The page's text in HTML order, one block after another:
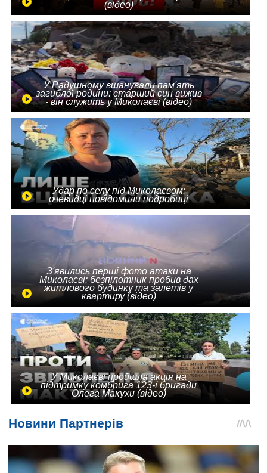
(відео)
У Радушному вшанували пам'ять
загиблої родини: старший син вижив
- він служить у Миколаєві (відео)
Удар по селу під Миколаєвом:
очевидці повідомили подробиці
З'явились перші фото атаки на
Миколаєві: безпілотник пробив дах
житлового будинку та залетів у
квартиру (відео)
У Миколаєві пройшла акція на
підтримку комбрига 123-ї бригади
Олега Макухи (відео)